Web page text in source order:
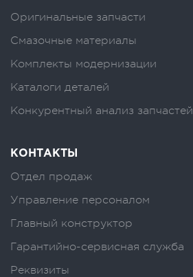
Оригинальные запчасти
Смазочные материалы
Комплекты модернизации
Каталоги деталей
Конкурентный анализ запчастей
КОНТАКТЫ
Отдел продаж
Управление персоналом
Главный конструктор
Гарантийно-сервисная служба
Реквизиты